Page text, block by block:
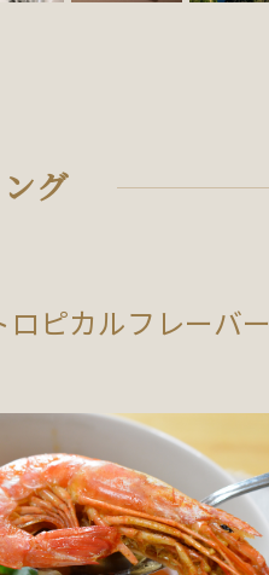
グ
ピカルフレーバー